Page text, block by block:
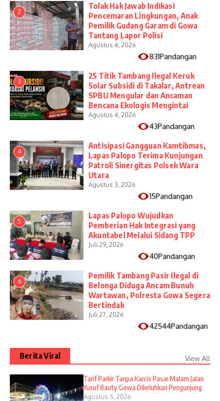
2
Tolak Hak Jawab Indikasi
Pencemaran Lingkungan, Anak
Pemilik Gudang Garam di Gowa
Tantang Lapor Polisi
Agustus 4, 2026
831Pandangan
3
25 Titik Tambang Ilegal Keruk
Solar Subsidi di Takalar, Antrean
SPBU Mengular dan Ancaman
Bencana Ekologis Mengintai
Agustus 4, 2026
43Pandangan
4
Antisipasi Gangguan Kamtibmas,
Lapas Palopo Terima Kunjungan
Patroli Sinergitas Polsek Wara
Utara
Agustus 3, 2026
15Pandangan
5
Lapas Palopo Wujudkan
Pemberian Hak Integrasi yang
Akuntabel Melalui Sidang TPP
Juli 29, 2026
40Pandangan
6
Pemilik Tambang Pasir Ilegal di
Belonga Diduga Ancam Bunuh
Wartawan, Polresta Gowa Segera
Bertindak
Juli 27, 2026
42544Pandangan
Berita Viral View All
Tarif Parkir Tanpa Karcis Pasar Malam Jalan
Yusuf Bauty Gowa Dikeluhkan Pengunjung
Agustus 5, 2026